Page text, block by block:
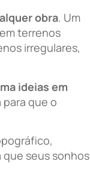
obra. Um
terrenos
irregulares,
ideias em
que o
seus sonhos